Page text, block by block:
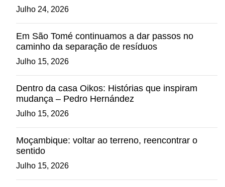
Julho 24, 2026
Em São Tomé continuamos a dar passos no
caminho da separação de resíduos
Julho 15, 2026
Dentro da casa Oikos: Histórias que inspiram
mudança – Pedro Hernández
Julho 15, 2026
Moçambique: voltar ao terreno, reencontrar o
sentido
Julho 15, 2026